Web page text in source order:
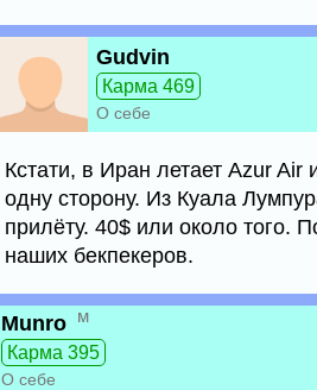
Gudvin
Карма 469
О себе
Кстати, в Иран летает Azur
одну сторону. Из Куала
прилёту. 40$ или около того.
наших бекпекеров.
Munro м
Карма 395
О себе